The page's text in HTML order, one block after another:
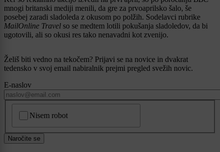
mnogi britanski mediji menili, da gre za prvoaprilsko šalo, še
posebej zaradi sladoleda z okusom po polžih. Sodelavci rubrike
MailOnline Travel so se medtem lotili pokušanja sladoledov, da bi
ugotovili, ali so okusi res tako nenavadni kot zvenijo.
Želiš biti vedno na tekočem? Prijavi se na novice in dvakrat
tedensko v svoj email nabiralnik prejmi pregled svežih novic.
E-naslov
Nisem robot
Naročite se